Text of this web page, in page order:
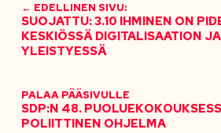
← EDELLINEN SIVU:
SUOJATTU: 3.10 IHMINEN ON
KESKIÖSSÄ DIGITALISAATION
YLEISTYESSÄ
PALAA PÄÄSIVULLE
SDP:N 48.
POLIITTINEN OHJELMA